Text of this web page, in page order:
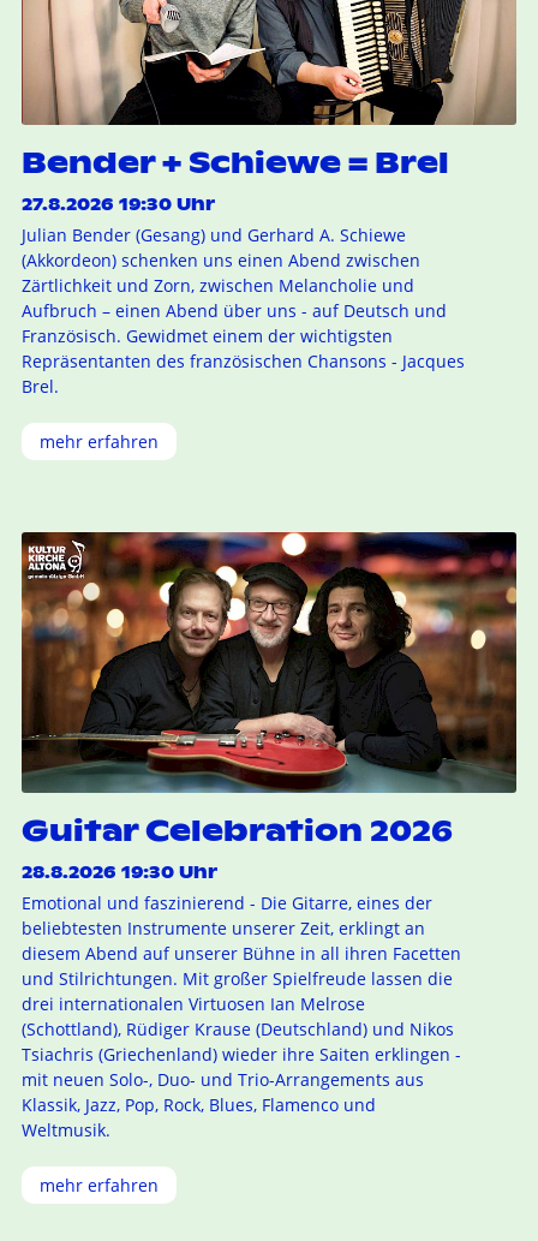
Bender + Schiewe = Brel
27.8.2026 19:30 Uhr
Julian Bender (Gesang) und Gerhard A. Schiewe
(Akkordeon) schenken uns einen Abend zwischen
Zärtlichkeit und Zorn, zwischen Melancholie und
Aufbruch – einen Abend über uns - auf Deutsch und
Französisch. Gewidmet einem der wichtigsten
Repräsentanten des französischen Chansons - Jacques
Brel.
mehr erfahren
Guitar Celebration 2026
28.8.2026 19:30 Uhr
Emotional und faszinierend - Die Gitarre, eines der
beliebtesten Instrumente unserer Zeit, erklingt an
diesem Abend auf unserer Bühne in all ihren Facetten
und Stilrichtungen. Mit großer Spielfreude lassen die
drei internationalen Virtuosen Ian Melrose
(Schottland), Rüdiger Krause (Deutschland) und Nikos
Tsiachris (Griechenland) wieder ihre Saiten erklingen -
mit neuen Solo-, Duo- und Trio-Arrangements aus
Klassik, Jazz, Pop, Rock, Blues, Flamenco und
Weltmusik.
mehr erfahren